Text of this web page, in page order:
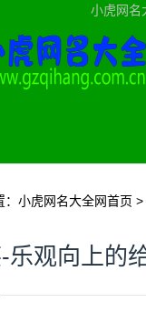
小虎网名
小虎网名大全网首页 >
乐观向上的